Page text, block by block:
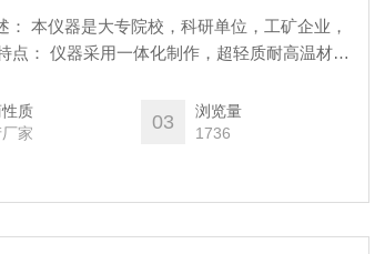
本仪器是大专院校，科研单位，工矿企业，
点： 仪器采用一体化制作，超轻质耐高温材
质
家
03
浏览量
1736